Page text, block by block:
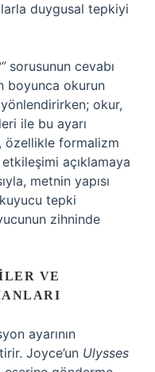
duygusal tepkiyi
sorusunun cevabı
boyunca okurun
okur,
ile bu ayarı
özellikle formalizm
açıklamaya
metnin yapısı
tepki
zihninde
VE
ayarının
Joyce’un Ulysses